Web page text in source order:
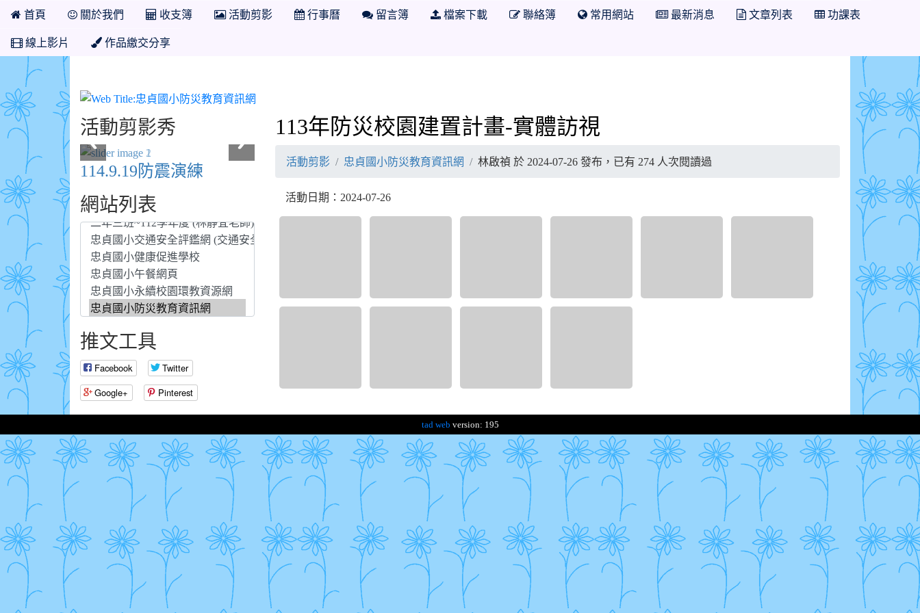
首頁 關於我們 收支簿 活動剪影 行事曆 留言簿 檔案下載 聯絡簿 常用網站 最新消息 文章列表 功課表
線上影片 作品繳交分享
活動剪影秀
114.9.19防震演練
網站列表
推文工具
Facebook
Twitter
Google+
Pinterest
113年防災校園建置計畫-實體訪視
活動剪影 忠貞國小防災教育資訊網 林啟禎 於 2024-07-26 發布，已有 274 人次閱讀過
活動日期：2024-07-26
tad web version: 195